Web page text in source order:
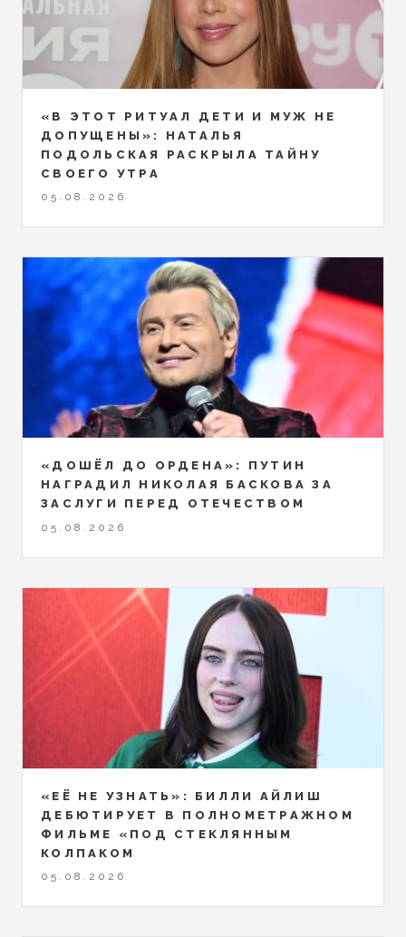
«В ЭТОТ РИТУАЛ ДЕТИ И МУЖ НЕ
ДОПУЩЕНЫ»: НАТАЛЬЯ
ПОДОЛЬСКАЯ РАСКРЫЛА ТАЙНУ
СВОЕГО УТРА
05.08.2026
«ДОШЁЛ ДО ОРДЕНА»: ПУТИН
НАГРАДИЛ НИКОЛАЯ БАСКОВА ЗА
ЗАСЛУГИ ПЕРЕД ОТЕЧЕСТВОМ
05.08.2026
«ЕЁ НЕ УЗНАТЬ»: БИЛЛИ АЙЛИШ
ДЕБЮТИРУЕТ В ПОЛНОМЕТРАЖНОМ
ФИЛЬМЕ «ПОД СТЕКЛЯННЫМ
КОЛПАКОМ
05.08.2026